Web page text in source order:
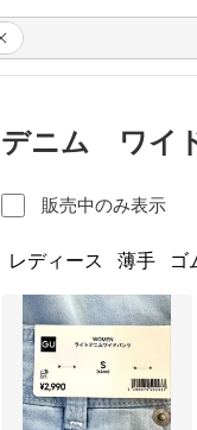
デニム ワイ
販売中のみ表示
レディース 薄手 ゴ